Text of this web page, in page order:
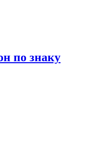
по знаку